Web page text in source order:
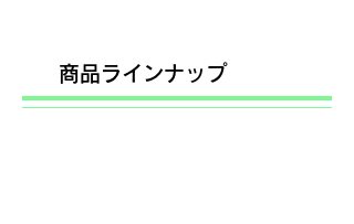
​商品ラインナップ